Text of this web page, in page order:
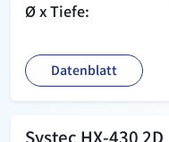
Ø x Tiefe:
Datenblatt